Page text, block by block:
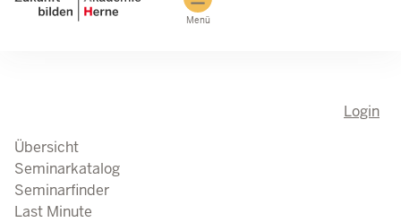
Main navigation
Menü
Login
Übersicht
Seminarkatalog
Seminarfinder
Last Minute